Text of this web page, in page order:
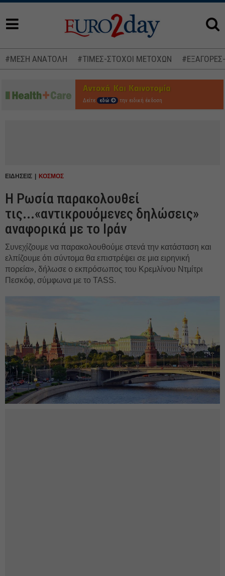
#ΜΕΣΗ ΑΝΑΤΟΛΗ #ΤΙΜΕΣ-ΣΤΟΧΟΙ ΜΕΤΟΧΩΝ
Δείτε εδώ την ειδική έκδοση
ΕΙΔΗΣΕΙΣ ΚΟΣΜΟΣ
Η Ρωσία παρακολουθεί
τις...«αντικρουόμενες δηλώσεις»
αναφορικά με το Ιράν
Συνεχίζουμε να παρακολουθούμε στενά την κατάσταση και
ελπίζουμε ότι σύντομα θα επιστρέψει σε μια ειρηνική
πορεία», δήλωσε ο εκπρόσωπος του Κρεμλίνου Ντμίτρι
Πεσκόφ, σύμφωνα με το TASS.